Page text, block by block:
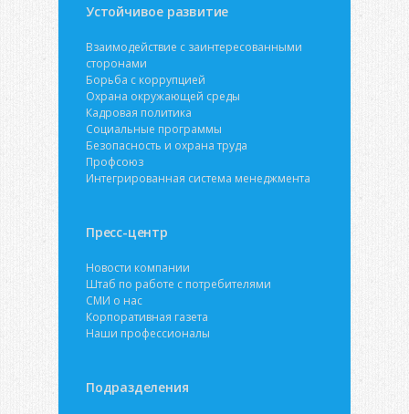
Устойчивое развитие
Взаимодействие с заинтересованными
сторонами
Борьба с коррупцией
Охрана окружающей среды
Кадровая политика
Социальные программы
Безопасность и охрана труда
Профсоюз
Интегрированная система менеджмента
Пресс-центр
Новости компании
Штаб по работе с потребителями
СМИ о нас
Корпоративная газета
Наши профессионалы
Подразделения